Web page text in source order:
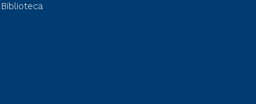
Biblioteca